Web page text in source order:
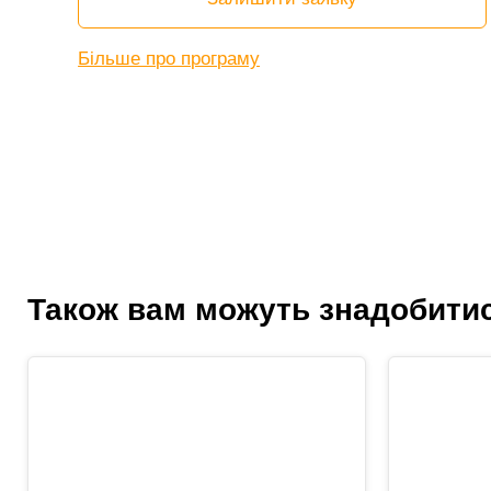
Більше про програму
Також вам можуть